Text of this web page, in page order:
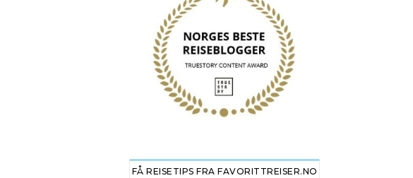
FÅ REISETIPS FRA FAVORITTREISER.NO